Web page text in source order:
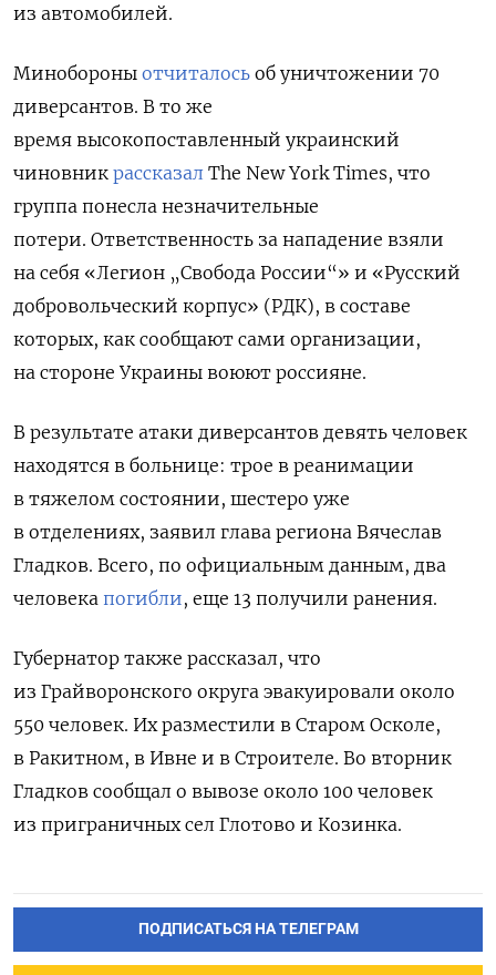
из автомобилей.
Минобороны отчиталось об уничтожении 70
диверсантов. В то же
время высокопоставленный украинский
чиновник рассказал The New York Times, что
группа понесла незначительные
потери. Ответственность за нападение взяли
на себя «Легион „Свобода России“» и «Русский
добровольческий корпус» (РДК), в составе
которых, как сообщают сами организации,
на стороне Украины воюют россияне.
В результате атаки диверсантов девять человек
находятся в больнице: трое в реанимации
в тяжелом состоянии, шестеро уже
в отделениях, заявил глава региона Вячеслав
Гладков. Всего, по официальным данным, два
человека погибли, еще 13 получили ранения.
Губернатор также рассказал, что
из Грайворонского округа эвакуировали около
550 человек. Их разместили в Старом Осколе,
в Ракитном, в Ивне и в Строителе. Во вторник
Гладков сообщал о вывозе около 100 человек
из приграничных сел Глотово и Козинка.
ПОДПИСАТЬСЯ НА ТЕЛЕГРАМ